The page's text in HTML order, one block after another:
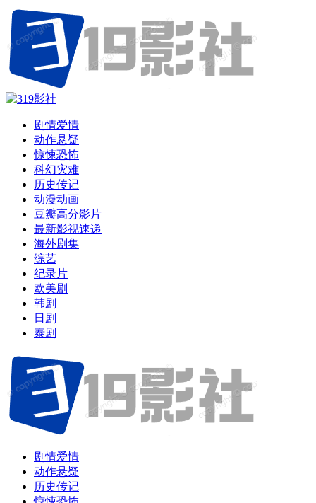
剧情爱情
动作悬疑
惊悚恐怖
科幻灾难
历史传记
动漫动画
豆瓣高分影片
最新影视速递
海外剧集
综艺
纪录片
欧美剧
韩剧
日剧
泰剧
剧情爱情
动作悬疑
历史传记